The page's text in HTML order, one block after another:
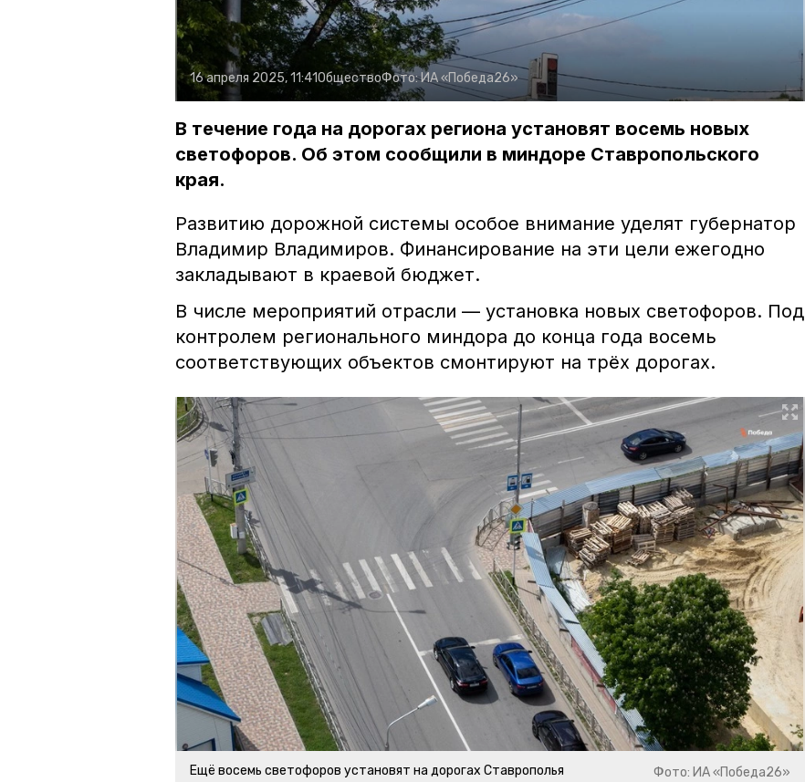
16 апреля 2025, 11:41ОбществоФото:ИА «Победа26»
В течение года на дорогах региона установят восемь новых
светофоров. Об этом сообщили в миндоре Ставропольского
края.
Развитию дорожной системы особое внимание уделят губернатор
Владимир Владимиров. Финансирование на эти цели ежегодно
закладывают в краевой бюджет.
В числе мероприятий отрасли — установка новых светофоров. Под
контролем регионального миндора до конца года восемь
соответствующих объектов смонтируют на трёх дорогах.
Ещё восемь светофоров установят на дорогах Ставрополья Фото: ИА «Победа26»